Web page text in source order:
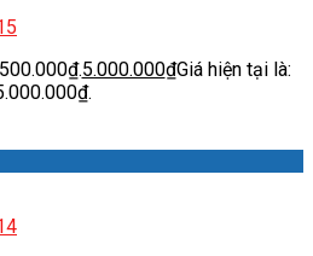
5.000.000₫Giá hiện tại là: